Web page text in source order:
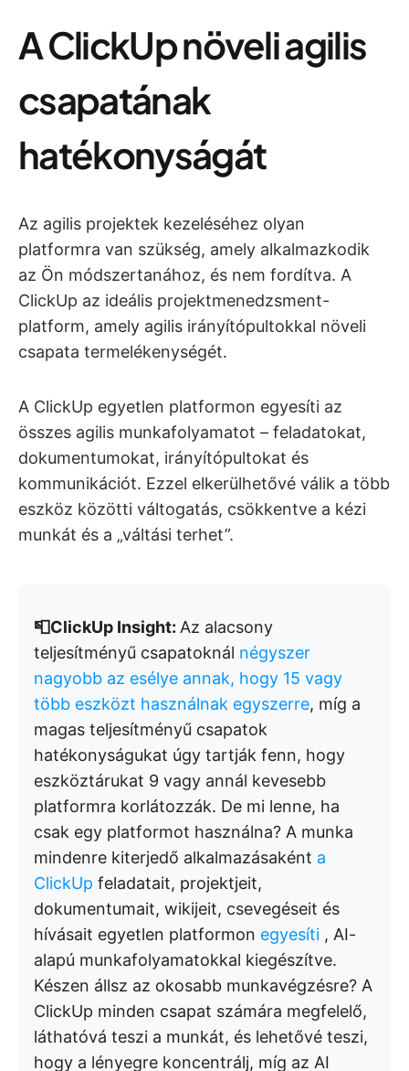
A ClickUp növeli agilis
csapatának
hatékonyságát
Az agilis projektek kezeléséhez olyan
platformra van szükség, amely alkalmazkodik
az Ön módszertanához, és nem fordítva. A
ClickUp az ideális projektmenedzsment-
platform, amely agilis irányítópultokkal növeli
csapata termelékenységét.
A ClickUp egyetlen platformon egyesíti az
összes agilis munkafolyamatot – feladatokat,
dokumentumokat, irányítópultokat és
kommunikációt. Ezzel elkerülhetővé válik a több
eszköz közötti váltogatás, csökkentve a kézi
munkát és a „váltási terhet”.
📮ClickUp Insight: Az alacsony
teljesítményű csapatoknál négyszer
nagyobb az esélye annak, hogy 15 vagy
több eszközt használnak egyszerre, míg a
magas teljesítményű csapatok
hatékonyságukat úgy tartják fenn, hogy
eszköztárukat 9 vagy annál kevesebb
platformra korlátozzák. De mi lenne, ha
csak egy platformot használna? A munka
mindenre kiterjedő alkalmazásaként a
ClickUp feladatait, projektjeit,
dokumentumait, wikijeit, csevegéseit és
hívásait egyetlen platformon egyesíti , AI-
alapú munkafolyamatokkal kiegészítve.
Készen állsz az okosabb munkavégzésre? A
ClickUp minden csapat számára megfelelő,
láthatóvá teszi a munkát, és lehetővé teszi,
hogy a lényegre koncentrálj, míg az AI